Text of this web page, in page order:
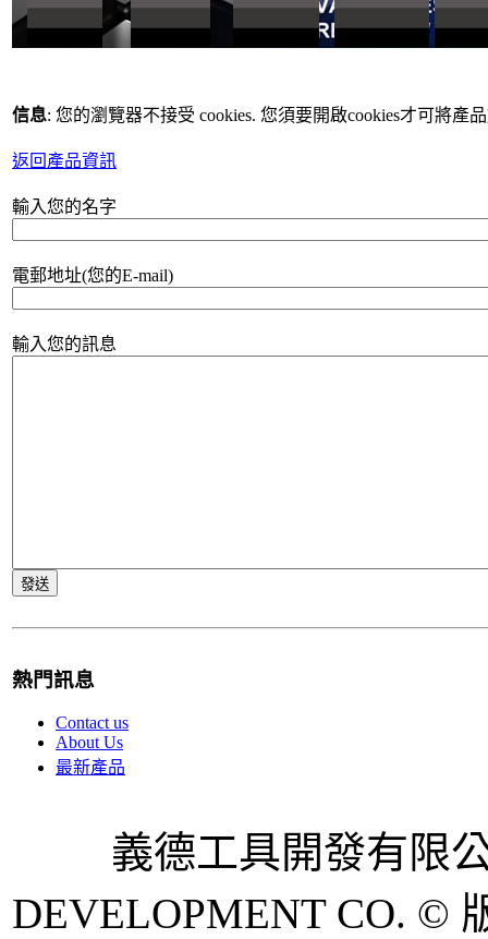
信息: 您的瀏覽器不接受 cookies. 您須要開啟cookies才可將產
返回產品資訊
輸入您的名字
電郵地址(您的E-mail)
輸入您的訊息
熱門訊息
Contact us
About Us
最新產品
義德工具開發有限
DEVELOPMENT CO. ©